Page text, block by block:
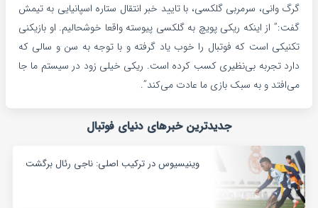
گرگ وانی، سرمربی گلکسی، با تایید خبر انتقال ستاره اسپانیایی به تیمش
گفت:” از اینکه ریکی پویچ به گلکسی پیوسته واقعا خوشحالیم. او بازیکنی
تکنیکی است که فوتبال را خوب یاد گرفته و با توجه به سن و سالی که
دارد تجربه بی‌نظیری کسب کرده است. ریکی خیلی زود در سیستم ما جا
می‌افتد و به سبک بازی ما عادت می‌کند”.
جدیدترین خبرهای دنیای فوتبال
وینیسیوس در ترکیب اصلی: ناجی رئال برگشت